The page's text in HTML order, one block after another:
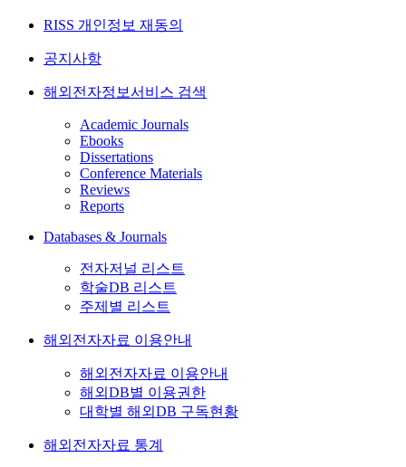
RISS 개인정보 재동의
공지사항
해외전자정보서비스 검색
Academic Journals
Ebooks
Dissertations
Conference Materials
Reviews
Reports
Databases & Journals
전자저널 리스트
학술DB 리스트
주제별 리스트
해외전자자료 이용안내
해외전자자료 이용안내
해외DB별 이용권한
대학별 해외DB 구독현황
해외전자자료 통계